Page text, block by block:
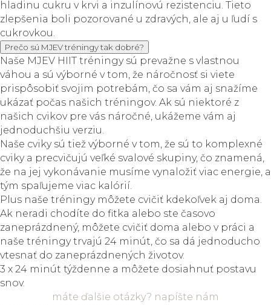
hladinu cukru v krvi a inzulínovú rezistenciu. Tieto
zlepšenia boli pozorované u zdravých, ale aj u ľudí s
cukrovkou.
Prečo sú MJEV tréningy tak dobré?
Naše MJEV HIIT tréningy sú prevažne s vlastnou
váhou a sú výborné v tom, že náročnosť si viete
prispôsobiť svojim potrebám, čo sa vám aj snažíme
ukázať počas našich tréningov. Ak sú niektoré z
našich cvikov pre vás náročné, ukážeme vám aj
jednoduchšiu verziu.
Naše cviky sú tiež výborné v tom, že sú to komplexné
cviky a precvičujú veľké svalové skupiny, čo znamená,
že na jej vykonávanie musíme vynaložiť viac energie, a
tým spaľujeme viac kalórií.
Plus naše tréningy môžete cvičiť kdekoľvek aj doma.
Ak neradi chodíte do fitka alebo ste časovo
zaneprázdnený, môžete cvičiť doma alebo v práci a
naše tréningy trvajú 24 minút, čo sa dá jednoducho
vtesnať do zaneprázdnených životov.
3 x 24 minút týždenne a môžete dosiahnuť postavu
snov.
máte ďalšie otázky? napíšte nám